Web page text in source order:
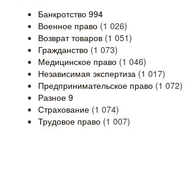
Банкротство 994
Военное право (1 026)
Возврат товаров (1 051)
Гражданство (1 073)
Медицинское право (1 046)
Независимая экспертиза (1 017)
Предпринимательское право (1 072)
Разное 9
Страхование (1 074)
Трудовое право (1 007)